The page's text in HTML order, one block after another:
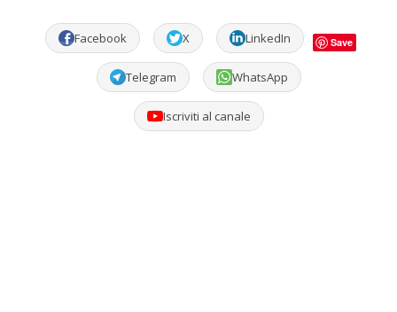
Facebook X LinkedIn Save
Telegram WhatsApp
Iscriviti al canale